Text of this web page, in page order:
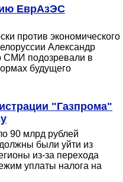
ЕврАзЭС
против экономического
Александр
СМИ подозревали в
будущего
"Газпрома"
90 млрд рублей
были уйти из
из-за перехода
уплаты налога на